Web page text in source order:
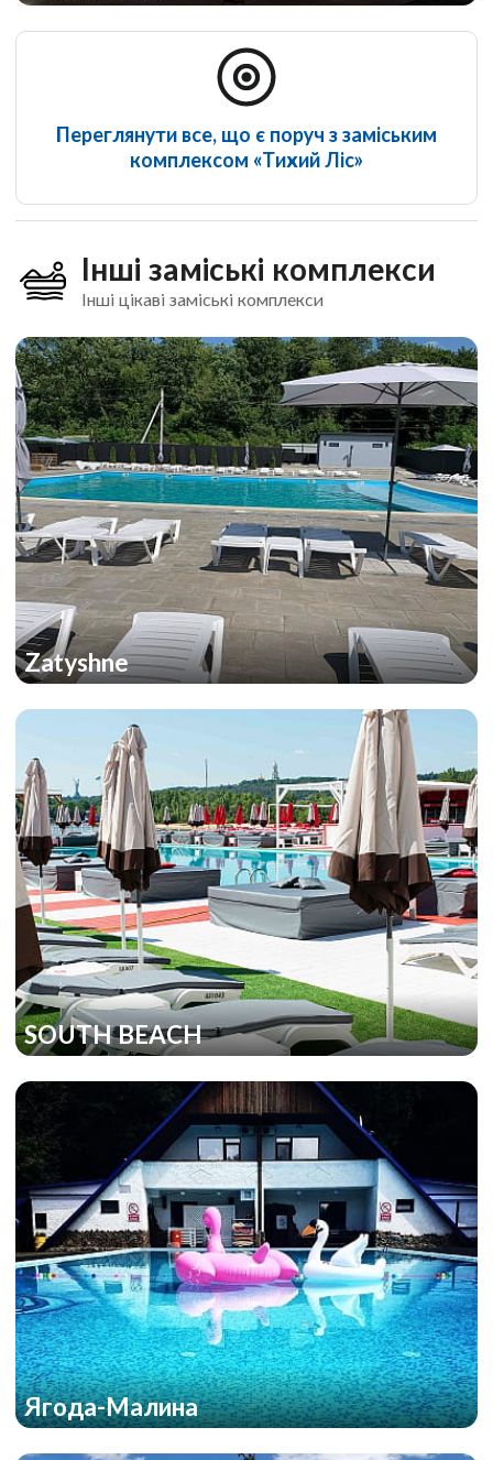
Переглянути все, що є поруч з заміським
комплексом «Тихий Ліс»
Інші заміські комплекси
Інші цікаві заміські комплекси
Zatyshne
SOUTH BEACH
Ягода-Малина